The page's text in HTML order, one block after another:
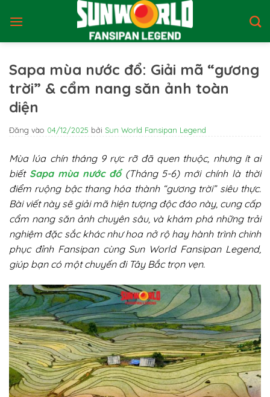
qua
Sapa mùa nước đổ: Giải mã “gương
trời” & cẩm nang săn ảnh toàn
diện
Đăng vào 04/12/2025 bởi Sun World Fansipan Legend
Mùa lúa chín tháng 9 rực rỡ đã quen thuộc, nhưng ít ai
biết Sapa mùa nước đổ(Tháng 5-6) mới chính là thời
điểm ruộng bậc thang hóa thành “gương trời” siêu thực.
Bài viết này sẽ giải mã hiện tượng độc đáo này, cung cấp
cẩm nang săn ảnh chuyên sâu, và khám phá những trải
nghiệm đặc sắc khác như hoa nở rộ hay hành trình chinh
phục đỉnh Fansipan cùng Sun World Fansipan Legend,
giúp bạn có một chuyến đi Tây Bắc trọn vẹn.